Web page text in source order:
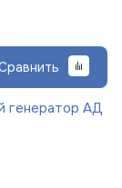
генератор АД